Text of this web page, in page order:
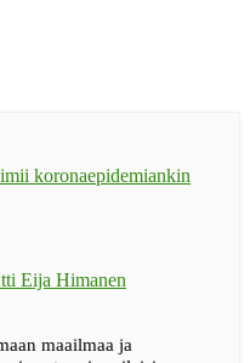
koronaepidemiankin
maailmaa ja